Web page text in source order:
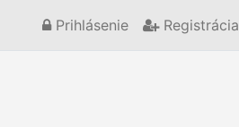
Prihlásenie Registrácia